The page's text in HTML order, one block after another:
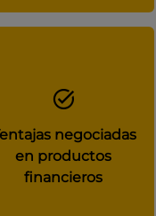
negociadas
en productos
financieros